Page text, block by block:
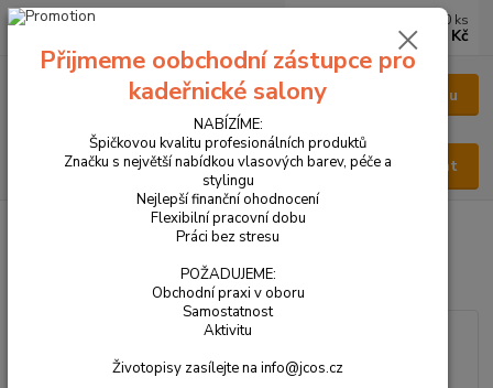
Menu
Hledat
0 ks
0 Kč
VŠECHNY PRODUKTY PURIFY - LEAVE-IN 300 ml
PURIFY - LEAVE-IN 300 ml
Přijmeme oobchodní zástupce pro
kadeřnické salony
NABÍZÍME:
Špičkovou kvalitu profesionálních produktů
Značku s největší nabídkou vlasových barev, péče a
stylingu
Nejlepší finanční ohodnocení
Flexibilní pracovní dobu
Práci bez stresu
POŽADUJEME:
Obchodní praxi v oboru
Samostatnost
Aktivitu
Životopisy zasílejte na info@jcos.cz